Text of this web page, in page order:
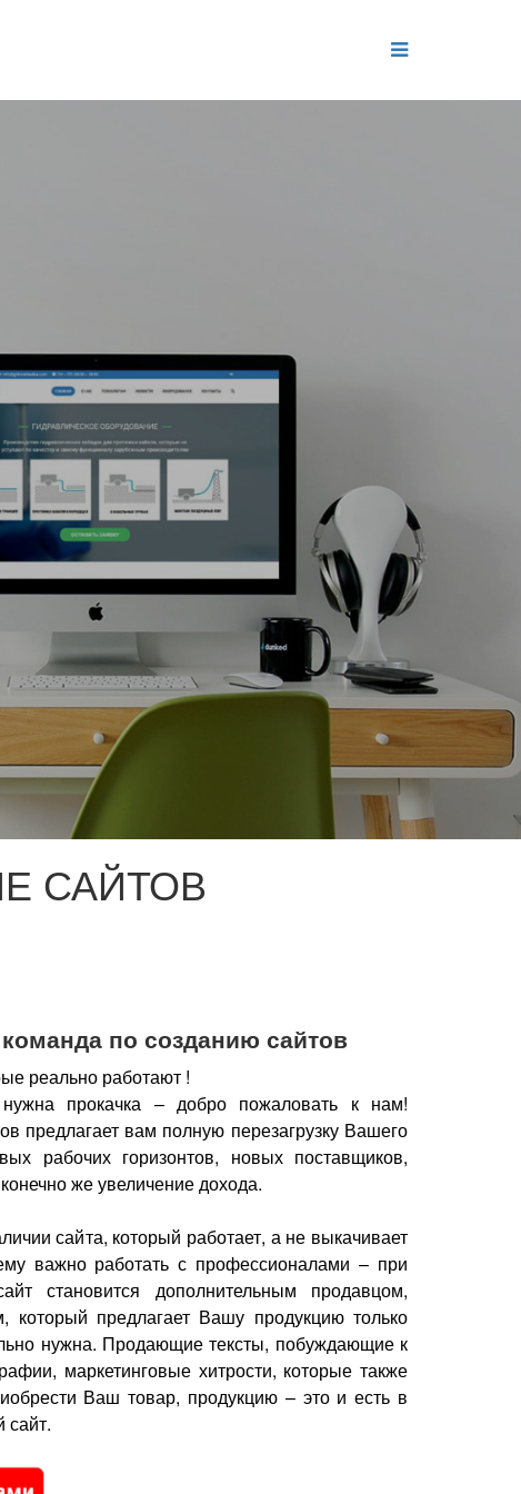
САЙТОВ
по созданию сайтов
реально работают !
прокачка – добро пожаловать к нам!
предлагает вам полную перезагрузку Вашего
рабочих горизонтов, новых поставщиков,
же увеличение дохода.
сайта, который работает, а не выкачивает
важно работать с профессионалами – при
становится дополнительным продавцом,
который предлагает Вашу продукцию только
нужна. Продающие тексты, побуждающие к
маркетинговые хитрости, которые также
Ваш товар, продукцию – это и есть в
сайт.